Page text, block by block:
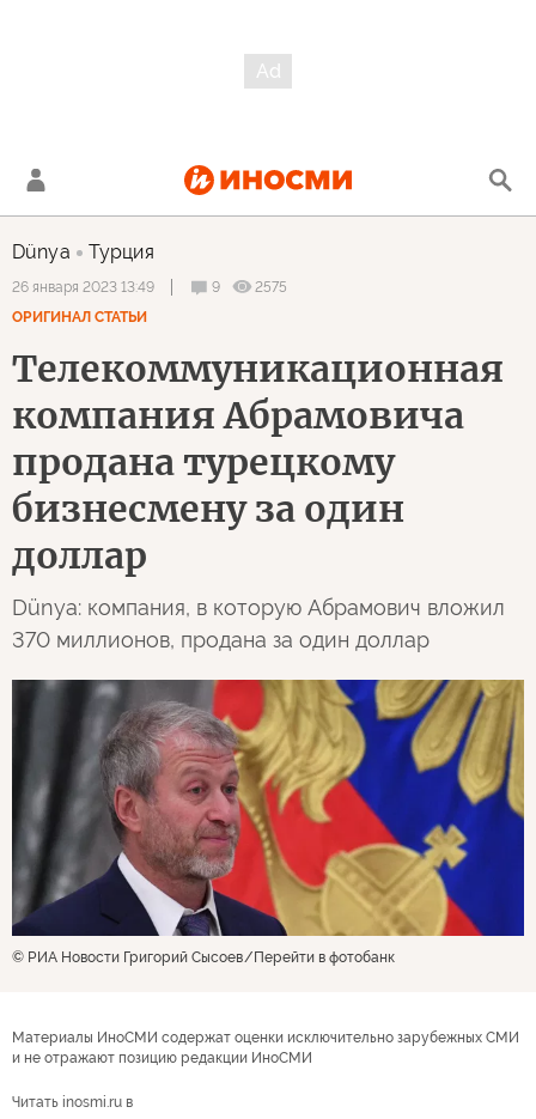
Dünya Турция
26 января 2023 13:49 9
2575
ОРИГИНАЛ СТАТЬИ
Телекоммуникационная
компания Абрамовича
продана турецкому
бизнесмену за один
доллар
Dünya: компания, в которую Абрамович вложил
370 миллионов, продана за один доллар
© РИА Новости Григорий Сысоев Перейти в фотобанк
Материалы ИноСМИ содержат оценки исключительно зарубежных СМИ
и не отражают позицию редакции ИноСМИ
Читать inosmi.ru в